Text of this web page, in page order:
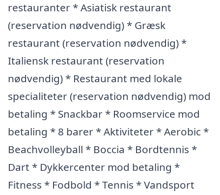
restauranter * Asiatisk restaurant
(reservation nødvendig) * Græsk
restaurant (reservation nødvendig) *
Italiensk restaurant (reservation
nødvendig) * Restaurant med lokale
specialiteter (reservation nødvendig) mod
betaling * Snackbar * Roomservice mod
betaling * 8 barer * Aktiviteter * Aerobic *
Beachvolleyball * Boccia * Bordtennis *
Dart * Dykkercenter mod betaling *
Fitness * Fodbold * Tennis * Vandsport